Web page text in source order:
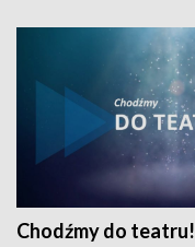
Chodźmy do teatru!